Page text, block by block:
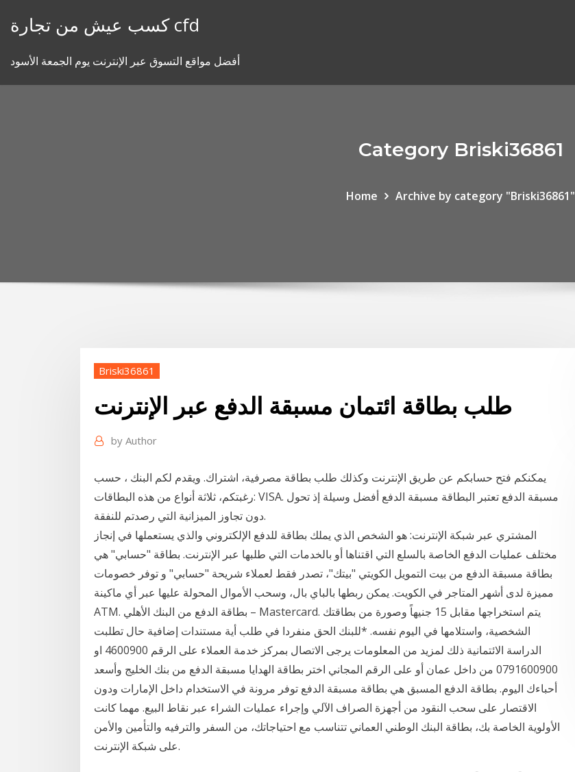
كسب عيش من تجارة cfd
أفضل مواقع التسوق عبر الإنترنت يوم الجمعة الأسود
Category Briski36861
Home Archive by category "Briski36861"
Briski36861
طلب بطاقة ائتمان مسبقة الدفع عبر الإنترنت
by Author
يمكنكم فتح حسابكم عن طريق الإنترنت وكذلك طلب بطاقة مصرفية، اشتراك. ويقدم لكم البنك ، حسب
رغبتكم، ثلاثة أنواع من هذه البطاقات: VISA. مسبقة الدفع تعتبر البطاقة مسبقة الدفع أفضل وسيلة إذ تحول
دون تجاوز الميزانية التي رصدتم للنفقة.
المشتري عبر شبكة الإنترنت: هو الشخص الذي يملك بطاقة للدفع الإلكتروني والذي يستعملها في إنجاز
مختلف عمليات الدفع الخاصة بالسلع التي اقتناها أو بالخدمات التي طلبها عبر الإنترنت. بطاقة "حسابي" هي
بطاقة مسبقة الدفع من بيت التمويل الكويتي "بيتك"، تصدر فقط لعملاء شريحة "حسابي" و توفر خصومات
مميزة لدى أشهر المتاجر في الكويت. يمكن ربطها بالباي بال، وسحب الأموال المحولة عليها عبر أي ماكينة
ATM. بطاقة الدفع من البنك الأهلي – Mastercard. يتم استخراجها مقابل 15 جنيهاً وصورة من بطاقتك
الشخصية، واستلامها في اليوم نفسه. *للبنك الحق منفردا في طلب أية مستندات إضافية حال تطلبت
الدراسة الائتمانية ذلك لمزيد من المعلومات يرجى الاتصال بمركز خدمة العملاء على الرقم 4600900 او
0791600900 من داخل عمان أو على الرقم المجاني اختر بطاقة الهدايا مسبقة الدفع من بنك الخليج وأسعد
أحباءك اليوم. بطاقة الدفع المسبق هي بطاقة مسبقة الدفع توفر مرونة في الاستخدام داخل الإمارات ودون
الاقتصار على سحب النقود من أجهزة الصراف الآلي وإجراء عمليات الشراء عبر نقاط البيع. مهما كانت
الأولوية الخاصة بك، بطاقة البنك الوطني العماني تتناسب مع احتياجاتك، من السفر والترفيه والتأمين والأمن
على شبكة الإنترنت.